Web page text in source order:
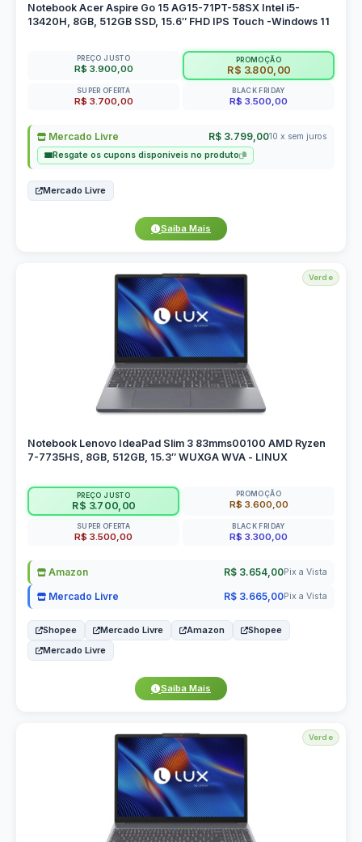
Notebook Acer Aspire Go 15 AG15-71PT-58SX Intel i5-
13420H, 8GB, 512GB SSD, 15.6″ FHD IPS Touch -Windows 11
PREÇO JUSTO
R$ 3.900,00
PROMOÇÃO
R$ 3.800,00
SUPER OFERTA
R$ 3.700,00
BLACK FRIDAY
R$ 3.500,00
Mercado Livre R$ 3.799,0010 x sem juros
Resgate os cupons disponiveis no produto
Mercado Livre
Saiba Mais
Verde
Notebook Lenovo IdeaPad Slim 3 83mms00100 AMD Ryzen
7-7735HS, 8GB, 512GB, 15.3″ WUXGA WVA - LINUX
PREÇO JUSTO
R$ 3.700,00
PROMOÇÃO
R$ 3.600,00
SUPER OFERTA
R$ 3.500,00
BLACK FRIDAY
R$ 3.300,00
Amazon R$ 3.654,00Pix a Vista
Mercado Livre R$ 3.665,00Pix a Vista
Shopee Mercado Livre Amazon
Shopee
Mercado Livre
Saiba Mais
Verde